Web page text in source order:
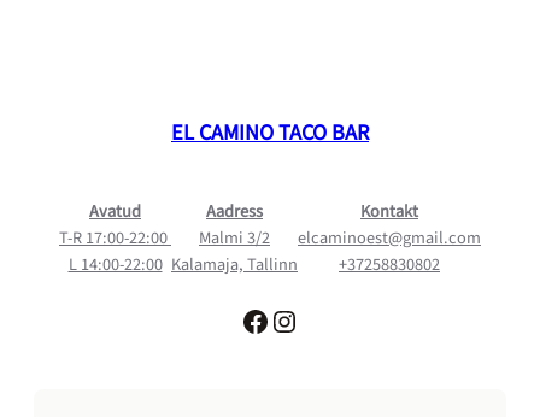
EL CAMINO TACO BAR
Avatud
T-R 17:00-22:00
L 14:00-22:00
Aadress
Malmi 3/2
Kalamaja, Tallinn
Kontakt
elcaminoest@gmail.com
+37258830802
Facebook Instagram